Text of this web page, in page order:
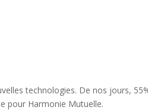
technologies. De nos jours,
pour Harmonie Mutuelle.